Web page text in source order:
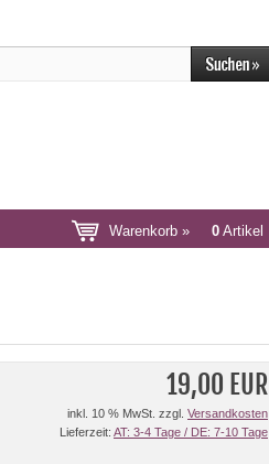
Warenkorb » 0 Artikel
19,00 EUR
inkl. 10 % MwSt. zzgl. Versandkosten
Lieferzeit: AT: 3-4 Tage / DE: 7-10 Tage